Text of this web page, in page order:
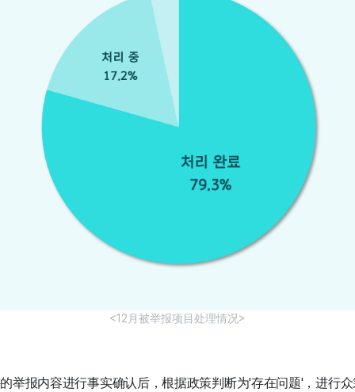
<12月被举报项目处理情况>
举报内容进行事实确认后，根据政策判断为'存在问题'，进行